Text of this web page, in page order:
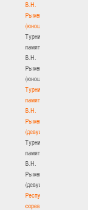
В.Н.
Рыженкова
(юноши)
Турнир
памяти
В.Н.
Рыженкова
(юноши)
Турнир
памяти
В.Н.
Рыженкова
(девушки)
Турнир
памяти
В.Н.
Рыженкова
(девушки)
Республиканские
соревнования